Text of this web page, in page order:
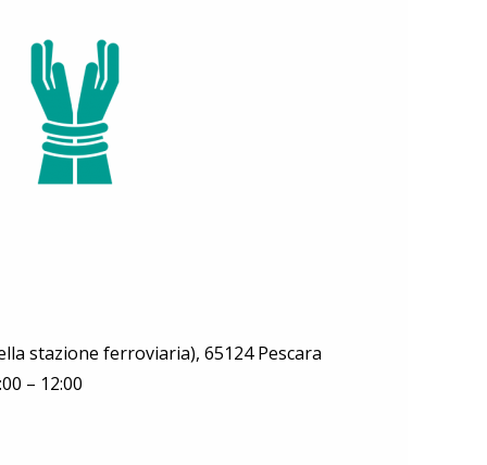
stazione ferroviaria), 65124 Pescara
– 12:00